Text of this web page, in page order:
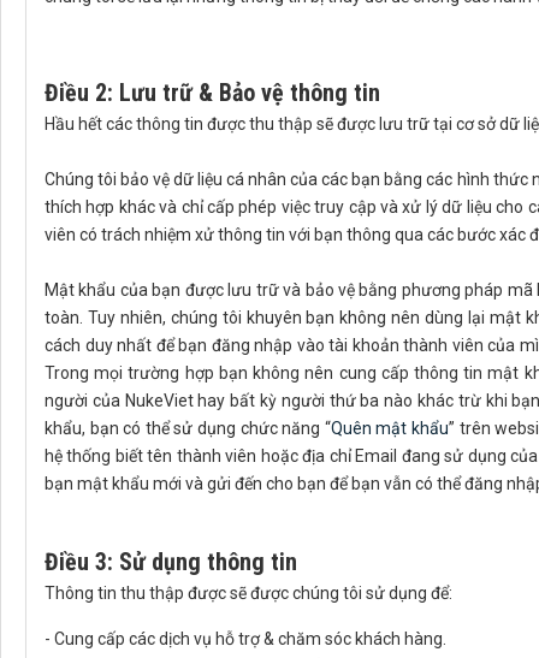
Điều 2: Lưu trữ & Bảo vệ thông tin
Hầu hết các thông tin được thu thập sẽ được lưu trữ tại cơ sở dữ
Chúng tôi bảo vệ dữ liệu cá nhân của các bạn bằng các hình
thích hợp khác và chỉ cấp phép việc truy cập và xử lý dữ liệu cho
viên có trách nhiệm xử thông tin với bạn thông qua các bước xác
Mật khẩu của bạn được lưu trữ và bảo vệ bằng phương pháp
toàn. Tuy nhiên, chúng tôi khuyên bạn không nên dùng lại mật
cách duy nhất để bạn đăng nhập vào tài khoản thành viên của
Trong mọi trường hợp bạn không nên cung cấp thông tin mật
người của NukeViet hay bất kỳ người thứ ba nào khác trừ khi
khẩu, bạn có thể sử dụng chức năng “Quên mật khẩu” trên
hệ thống biết tên thành viên hoặc địa chỉ Email đang sử dụng
bạn mật khẩu mới và gửi đến cho bạn để bạn vẫn có thể đăng
Điều 3: Sử dụng thông tin
Thông tin thu thập được sẽ được chúng tôi sử dụng để:
- Cung cấp các dịch vụ hỗ trợ & chăm sóc khách hàng.